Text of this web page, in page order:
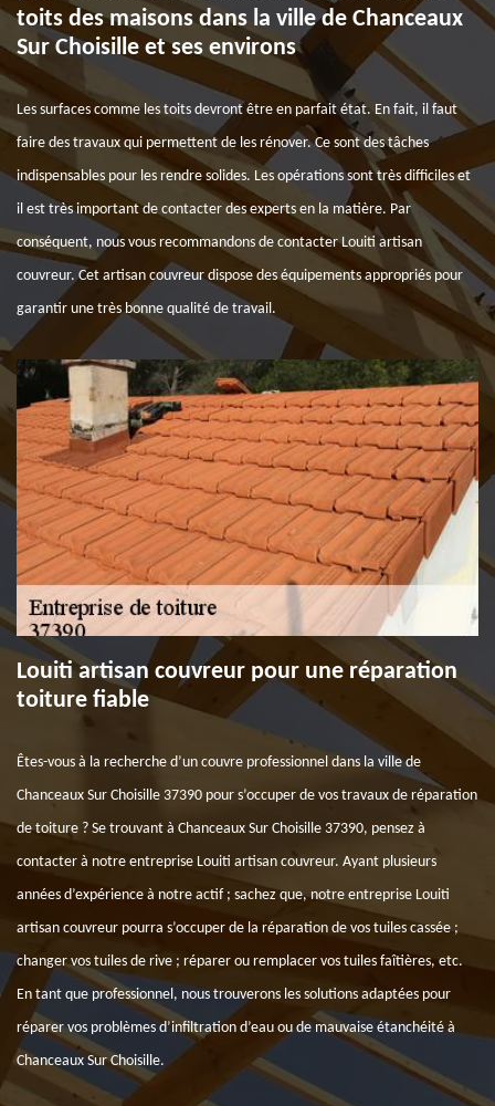
toits des maisons dans la ville de Chanceaux
Sur Choisille et ses environs
Les surfaces comme les toits devront être en parfait état. En fait, il faut
faire des travaux qui permettent de les rénover. Ce sont des tâches
indispensables pour les rendre solides. Les opérations sont très difficiles et
il est très important de contacter des experts en la matière. Par
conséquent, nous vous recommandons de contacter Louiti artisan
couvreur. Cet artisan couvreur dispose des équipements appropriés pour
garantir une très bonne qualité de travail.
Louiti artisan couvreur pour une réparation
toiture fiable
Êtes-vous à la recherche d’un couvre professionnel dans la ville de
Chanceaux Sur Choisille 37390 pour s’occuper de vos travaux de réparation
de toiture ? Se trouvant à Chanceaux Sur Choisille 37390, pensez à
contacter à notre entreprise Louiti artisan couvreur. Ayant plusieurs
années d’expérience à notre actif ; sachez que, notre entreprise Louiti
artisan couvreur pourra s’occuper de la réparation de vos tuiles cassée ;
changer vos tuiles de rive ; réparer ou remplacer vos tuiles faîtières, etc.
En tant que professionnel, nous trouverons les solutions adaptées pour
réparer vos problèmes d’infiltration d’eau ou de mauvaise étanchéité à
Chanceaux Sur Choisille.